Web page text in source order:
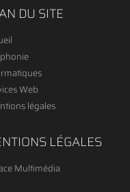
DU SITE
Web
légales
LÉGALES
Multimédia